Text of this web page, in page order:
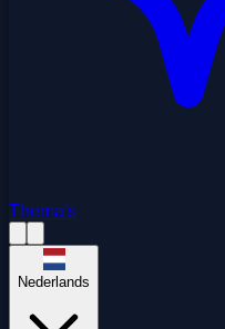
Thema's
Nederlands